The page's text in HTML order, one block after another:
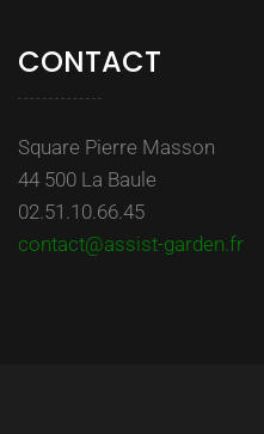
CONTACT
Square Pierre Masson
44 500 La Baule
02.51.10.66.45
contact@assist-garden.fr